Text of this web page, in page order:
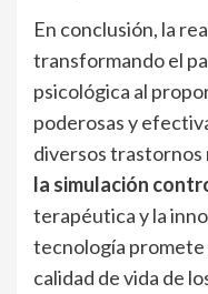
En conclusión, la
transformando el
psicológica al
poderosas y
diversos trastornos
la simulación
terapéutica y la
tecnología
calidad de vida de